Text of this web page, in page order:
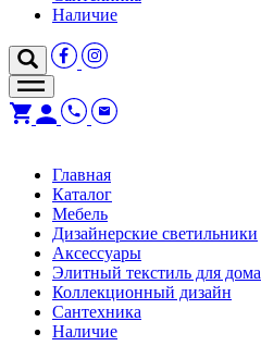
Наличие
Главная
Каталог
Мебель
Дизайнерские светильники
Аксессуары
Элитный текстиль для дома
Коллекционный дизайн
Сантехника
Наличие